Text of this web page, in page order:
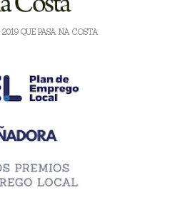
QUE PASA NA COSTA